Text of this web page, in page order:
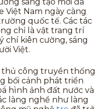
Nam ngày càng
quốc tế. Các tác
chỉ là vật trang trí
chí kiên cường, sáng
Việt.
thủ công truyền thống
bối cảnh phát triển
hình ảnh đất nước và
làng nghề như làng